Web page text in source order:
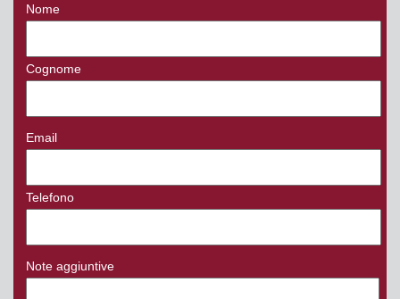
Nome
Cognome
Email
Telefono
Note aggiuntive